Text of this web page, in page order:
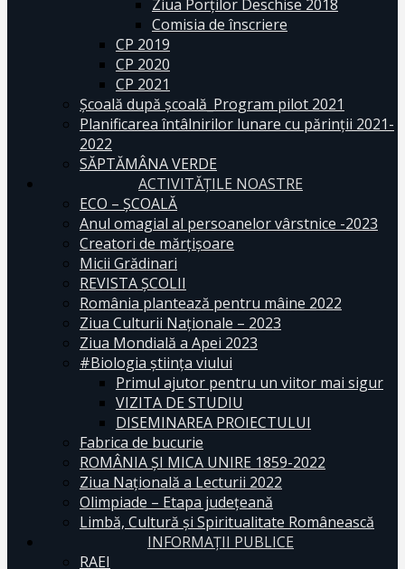
Ziua Porților Deschise 2018
Comisia de înscriere
CP 2019
CP 2020
CP 2021
Școală după școală_Program pilot 2021
Planificarea întâlnirilor lunare cu părinții 2021-
2022
SĂPTĂMÂNA VERDE
ACTIVITĂȚILE NOASTRE
ECO – ŞCOALĂ
Anul omagial al persoanelor vârstnice -2023
Creatori de mărțișoare
Micii Grădinari
REVISTA ŞCOLII
România plantează pentru mâine 2022
Ziua Culturii Naționale – 2023
Ziua Mondială a Apei 2023
#Biologia știința viului
Primul ajutor pentru un viitor mai sigur
VIZITA DE STUDIU
DISEMINAREA PROIECTULUI
Fabrica de bucurie
ROMÂNIA ŞI MICA UNIRE 1859-2022
Ziua Naţională a Lecturii 2022
Olimpiade – Etapa judeţeană
Limbă, Cultură și Spiritualitate Românească
INFORMAŢII PUBLICE
RAEI